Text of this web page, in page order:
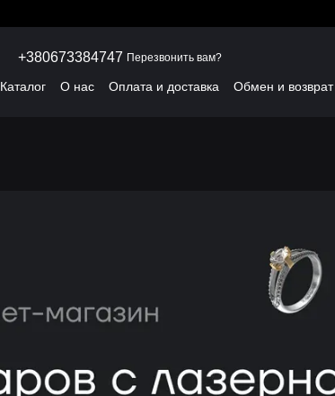
+380673384747 Перезвонить вам?
Каталог О нас Оплата и доставка Обмен и возврат